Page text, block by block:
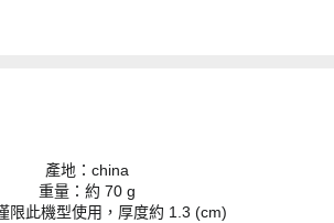
產地：china
重量：約 70 g
限此機型使用，厚度約 1.3 (cm)